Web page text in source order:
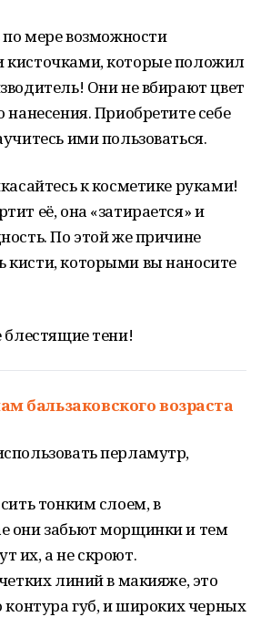
по мере возможности
кисточками, которые положил
Они не вбирают цвет
нанесения. Приобретите себе
ими пользоваться.
к косметике руками!
её, она «затирается» и
По этой же причине
которыми вы наносите
блестящие тени!
бальзаковского возраста
перламутр,
тонким слоем, в
они забьют морщинки и тем
их, а не скроют.
линий в макияже, это
контура губ, и широких черных